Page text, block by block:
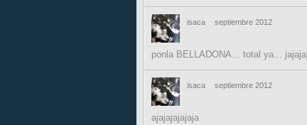
isaca septiembre 2012
ponla BELLADONA... total ya...
isaca septiembre 2012
ajajajajajaja